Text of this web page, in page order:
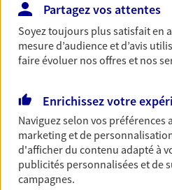
Optimiser la
patrimoine
Gérez et optimisez votre
Toutes nos
Partagez vos attentes
Soyez toujours plus satisfait en
mesure d’audience et d’avis
faire évoluer nos offres et nos
Enrichissez votre
Naviguez selon vos préférences
marketing et de
d'afficher du contenu adapté à
publicités personnalisées et de
campagnes.